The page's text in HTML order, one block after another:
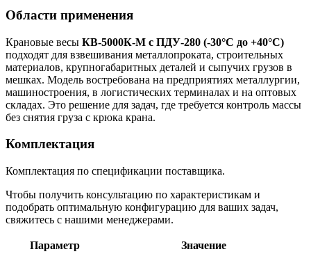
Области применения
Крановые весы КВ-5000К-М с ПДУ-280 (-30°C до +40°C)
подходят для взвешивания металлопроката, строительных
материалов, крупногабаритных деталей и сыпучих грузов в
мешках. Модель востребована на предприятиях металлургии,
машиностроения, в логистических терминалах и на оптовых
складах. Это решение для задач, где требуется контроль массы
без снятия груза с крюка крана.
Комплектация
Комплектация по спецификации поставщика.
Чтобы получить консультацию по характеристикам и
подобрать оптимальную конфигурацию для ваших задач,
свяжитесь с нашими менеджерами.
Параметр
Значение